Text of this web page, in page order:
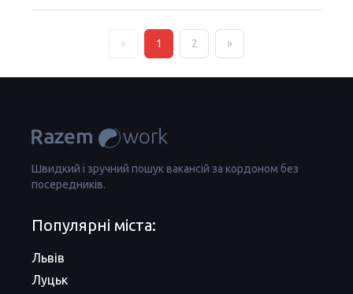
« 1 2 »
Швидкий і зручний пошук вакансій за кордоном без
посередників.
Популярні міста:
Львів
Луцьк